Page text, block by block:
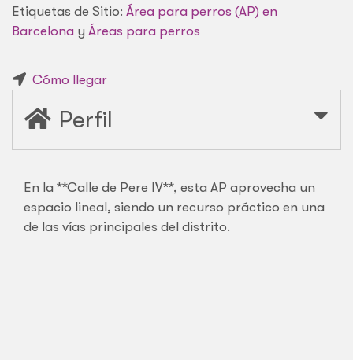
Etiquetas de Sitio: Área para perros (AP) en
Barcelona y Áreas para perros
Cómo llegar
Perfil
En la **Calle de Pere IV**, esta AP aprovecha un
espacio lineal, siendo un recurso práctico en una
de las vías principales del distrito.